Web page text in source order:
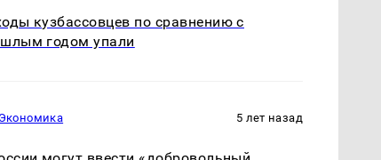
кузбассовцев по сравнению с
годом упали
Экономика 5 лет назад